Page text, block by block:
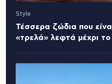
Style
Τέσσερα ζώδια που
«τρελά» λεφτά μέχρι